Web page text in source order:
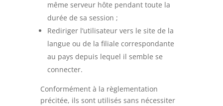
même serveur hôte pendant toute la
durée de sa session ;
Rediriger l’utilisateur vers le site de la
langue ou de la filiale correspondante
au pays depuis lequel il semble se
connecter.
Conformément à la règlementation
précitée, ils sont utilisés sans nécessiter